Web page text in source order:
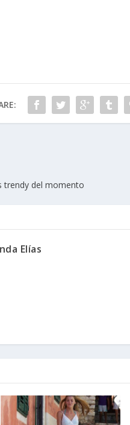
trendy del momento
Elías